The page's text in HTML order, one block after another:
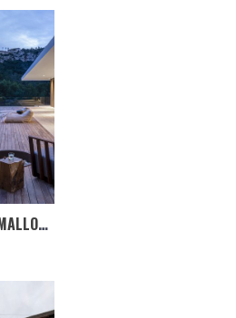
BN1 HOUSE, SON VIDA, MALLORCA, ESPANHA